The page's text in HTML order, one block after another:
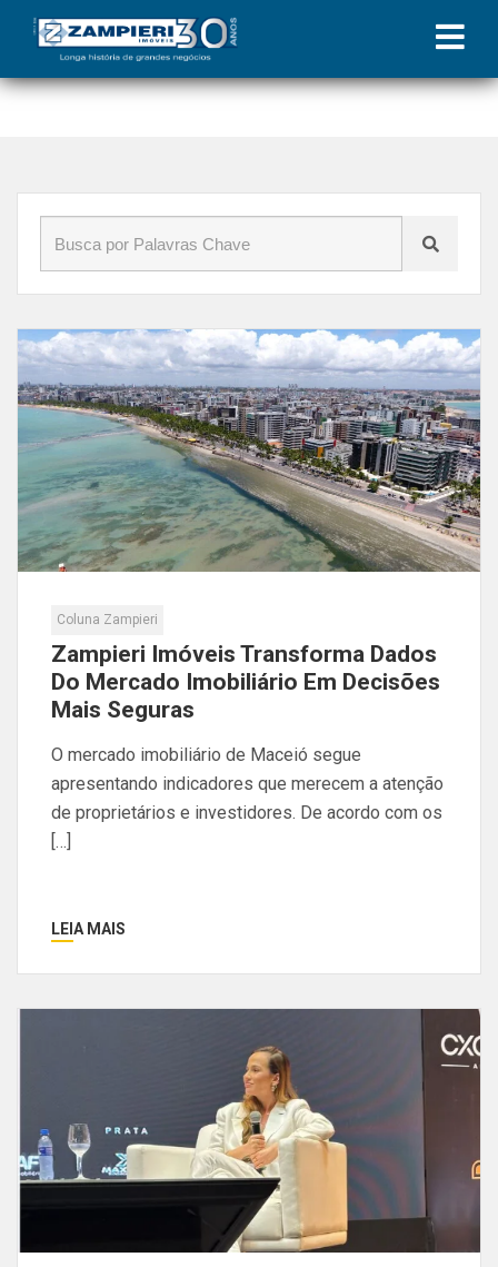
Início»Blog»dicas
Coluna Zampieri
Zampieri Imóveis Transforma Dados
Do Mercado Imobiliário Em Decisões
Mais Seguras
O mercado imobiliário de Maceió segue
apresentando indicadores que merecem a atenção
de proprietários e investidores. De acordo com os
[…]
LEIA MAIS